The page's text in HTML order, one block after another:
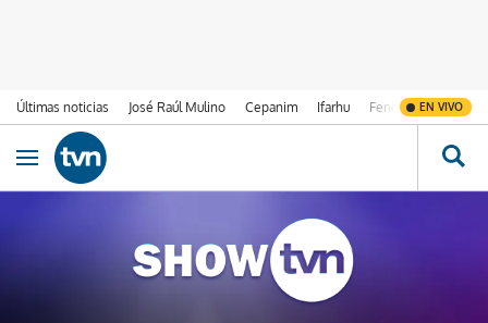
Últimas noticias José Raúl Mulino Cepanim Ifarhu Fenómeno de El
EN VIVO
Ir al contenido
Obrir navegació